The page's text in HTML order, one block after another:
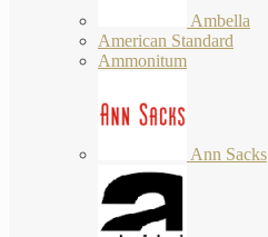
Ambella
American Standard
Ammonitum
Ann Sacks